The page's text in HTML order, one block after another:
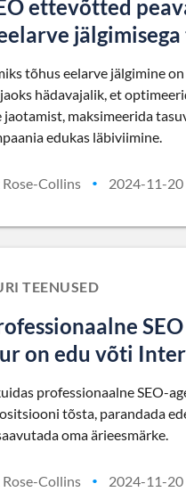
ettevõtted
jälgimisega
tõhus eelarve jälgimine on
hädavajalik, et
jaotamist, maksimeerida
edukas läbiviimine.
Rose-Collins • 2024-11-20
TEENUSED
SEO
on edu võti
professionaalne SEO-
tõsta, parandada
oma ärieesmärke.
Rose-Collins • 2024-11-20